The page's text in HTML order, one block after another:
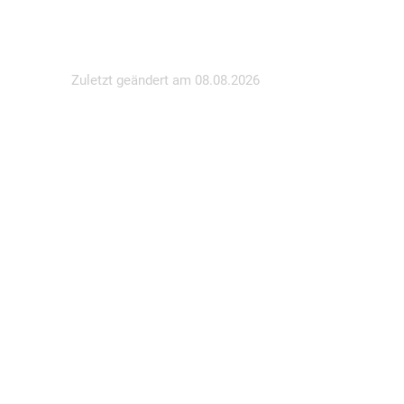
Zuletzt geändert am 08.08.2026